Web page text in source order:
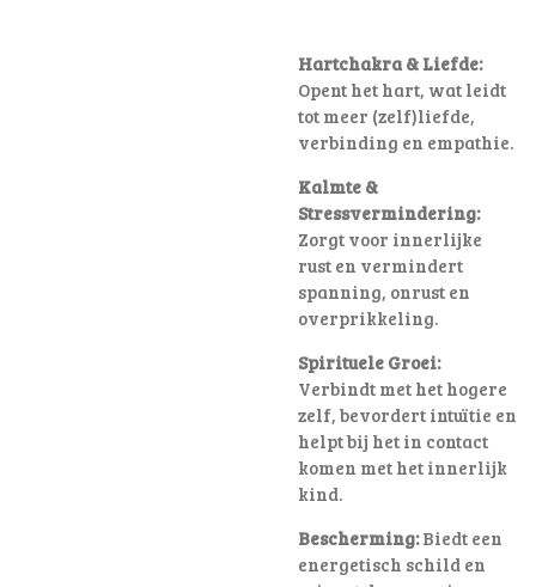
Hartchakra & Liefde:
Opent het hart, wat leidt
tot meer (zelf)liefde,
verbinding en empathie.
Kalmte &
Stressvermindering:
Zorgt voor innerlijke
rust en vermindert
spanning, onrust en
overprikkeling.
Spirituele Groei:
Verbindt met het hogere
zelf, bevordert intuïtie en
helpt bij het in contact
komen met het innerlijk
kind.
Bescherming:Biedt een
energetisch schild en